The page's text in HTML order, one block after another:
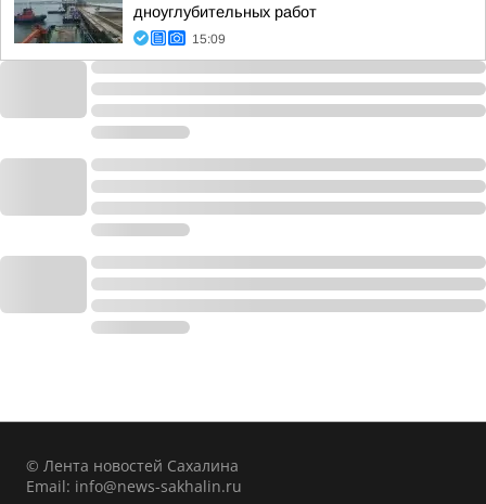
дноуглубительных работ
15:09
© Лента новостей Сахалина
Email: info@news-sakhalin.ru